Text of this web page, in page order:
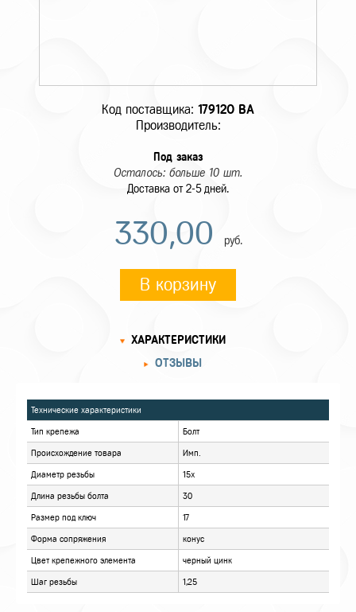
Код поставщика: 179120 BA
Производитель:
Под заказ
Осталось: больше 10 шт.
Доставка от 2-5 дней.
330,00 руб.
В корзину
ХАРАКТЕРИСТИКИ
ОТЗЫВЫ